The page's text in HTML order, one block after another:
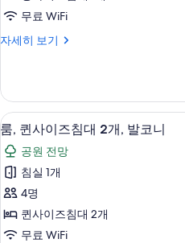
두
보
무료 WiFi
자세히 보기
스
자
세
히
보
기
룸,
퀸
사
이
즈
침
4
룸, 퀸사이즈침대 2개, 발코니
공원 전망
침실 1개
4명
퀸사이즈침대 2개
무료 WiFi